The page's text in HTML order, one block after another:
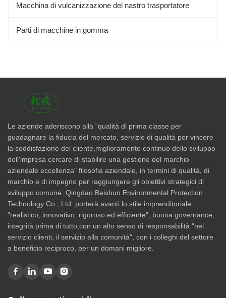
Macchina di vulcanizzazione del nastro trasportatore
Parti di macchine in gomma
Le aziende aderiscono alla "qualità di prima classe per
guadagnare la fiducia del mercato, servizio di qualità per vincere
la soddisfazione del cliente,miglioramento continuo dello sviluppo
dell'impresa cercare di stabilire una gestione del marchio
aziendale eccellenza" filosofia aziendale, in termini di qualità, di
marchio e di impegno per raggiungere gli obiettivi strategici di
sviluppo comune. Qingdao Beishun Environmental Protection
Technology Co., Ltd. porterà avanti lo stile imprenditoriale
"realistico, innovativo, rigoroso ed efficiente", buona governance,
integrità prima di tutto,con un alto senso di responsabilità "nel
servizio clienti, il servizio alla comunità", con i colleghi del settore
a beneficio reciproco, per un domani migliore.